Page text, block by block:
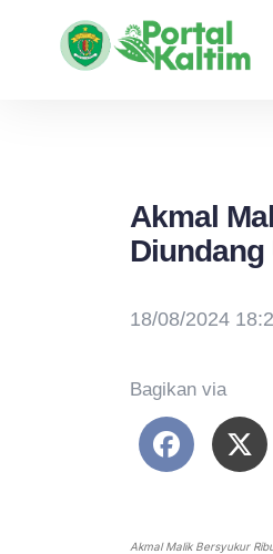
Akmal
Diundang
18/08/2024
Bagikan via
Akmal Malik Bersyukur